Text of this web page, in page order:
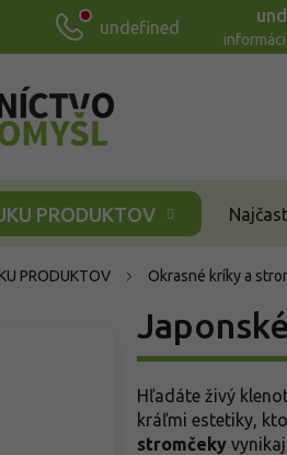
undefined
PRODUKTOV
PRODUKTOV Okrasné kríky a
Hľadáte živý
kráľmi estetiky,
stromčeky